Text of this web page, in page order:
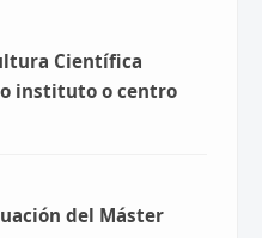
Científica
instituto o centro
del Máster